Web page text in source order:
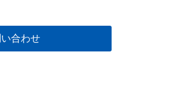
合わせ